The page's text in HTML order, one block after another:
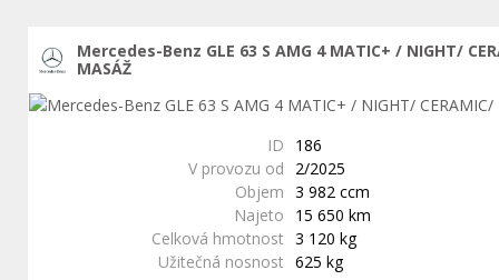
Mercedes-Benz GLE 63 S AMG 4 MATIC+ / NIGHT/
MASÁŽ
ID
186
V provozu od
2/2025
Objem 3 982 ccm
Najeto
15 650 km
Celková hmotnost 3 120 kg
Užitečná nosnost 625 kg